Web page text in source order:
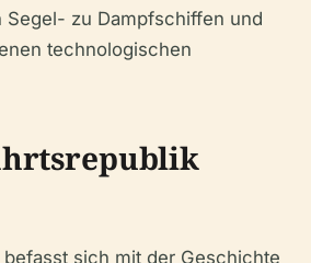
Segel- zu Dampfschiffen und
technologischen
sich mit der Geschichte